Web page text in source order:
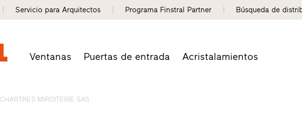
Servicio para Arquitectos Programa Finstral Partner Búsqueda de
Ventanas Puertas de entrada Acristalamientos
CHARTRES MIROITERIE SAS